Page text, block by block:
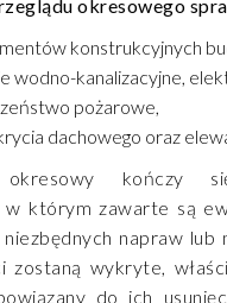
okresowego
konstrukcyjnych
wodno-kanalizacyjne,
pożarowe,
dachowego oraz
okresowy kończy
w którym zawarte są
napraw lub
zostaną wykryte,
do ich